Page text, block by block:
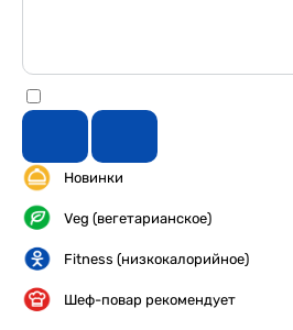
Новинки
Veg (вегетарианское)
Fitness (низкокалорийное)
Шеф-повар рекомендует